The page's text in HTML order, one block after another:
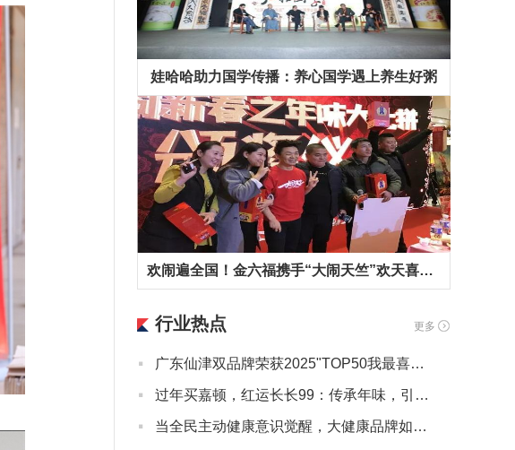
娃哈哈助力国学传播：养心国学遇上养生好粥
欢闹遍全国！金六福携手“大闹天竺”欢天喜地拜早年！
行业热点 更多
· 广东仙津双品牌荣获2025"TOP50我最喜爱的广东商标品牌"
· 过年买嘉顿，红运长长99：传承年味，引领新春礼潮
· 当全民主动健康意识觉醒，大健康品牌如何与用户“深度同行”？